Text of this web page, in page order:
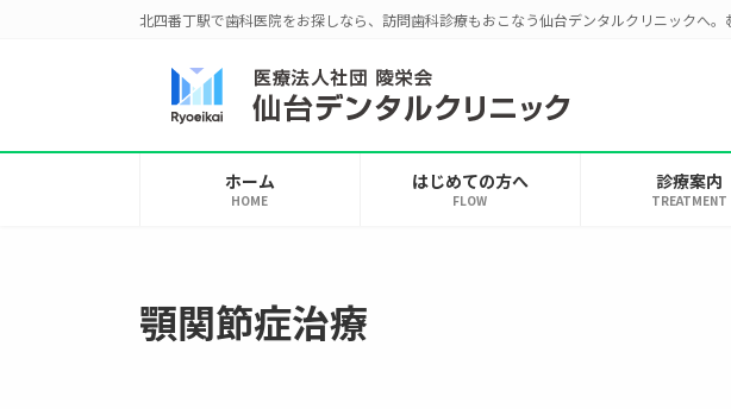
へ
ョ
北四番丁駅で歯科医院をお探しなら、訪問歯科診療もおこなう仙台デンタルクリニックへ
ホーム
HOME
はじめての方へ
FLOW
診療案内
TREATMENT
顎関節症治療